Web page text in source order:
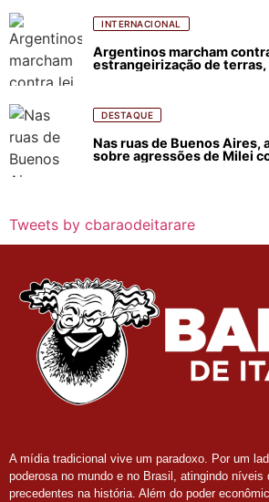
INTERNACIONAL
Argentinos marcham
estrangeirização de terras,
DESTAQUE
Nas ruas de Buenos Aires,
sobre agressões de Milei
Tweets by cbaraodeitarare
A mídia tradicional vive um paradoxo. Por um
poderosa no mundo e no Brasil, atingindo níveis
precedentes na história. Além do poder